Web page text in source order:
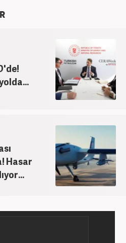
hayatına Haber7.com’da
Hasar